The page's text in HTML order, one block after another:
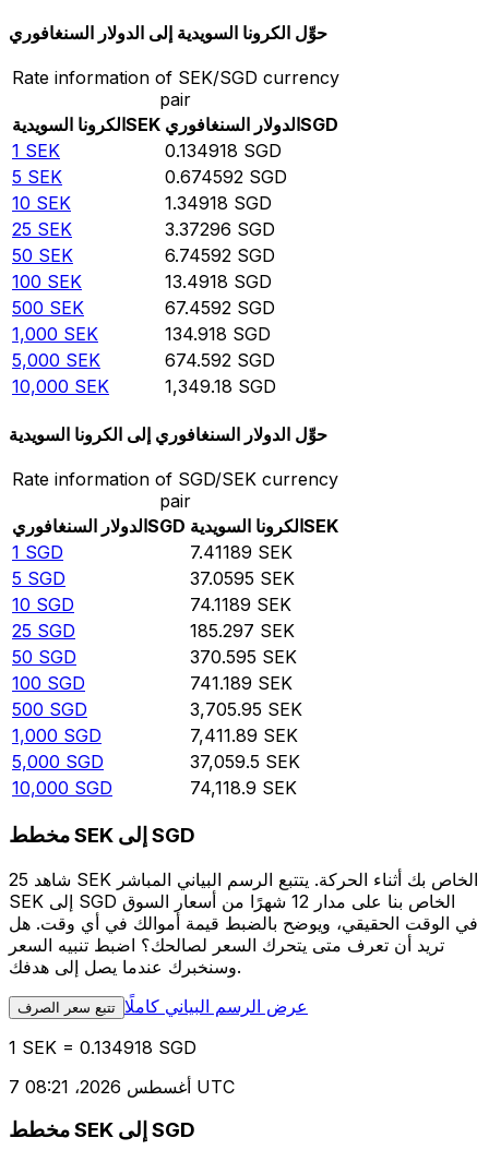
حوِّل الكرونا السويدية إلى الدولار السنغافوري
Rate information of SEK/SGD currency
pair
الكرونا السويديةSEK الدولار السنغافوريSGD
1 SEK 0.134918 SGD
5 SEK 0.674592 SGD
10 SEK 1.34918 SGD
25 SEK 3.37296 SGD
50 SEK 6.74592 SGD
100 SEK 13.4918 SGD
500 SEK 67.4592 SGD
1,000 SEK 134.918 SGD
5,000 SEK 674.592 SGD
10,000 SEK 1,349.18 SGD
حوِّل الدولار السنغافوري إلى الكرونا السويدية
Rate information of SGD/SEK currency
pair
الدولار السنغافوريSGD الكرونا السويديةSEK
1 SGD 7.41189 SEK
5 SGD 37.0595 SEK
10 SGD 74.1189 SEK
25 SGD 185.297 SEK
50 SGD 370.595 SEK
100 SGD 741.189 SEK
500 SGD 3,705.95 SEK
1,000 SGD 7,411.89 SEK
5,000 SGD 37,059.5 SEK
10,000 SGD 74,118.9 SEK
مخطط SEK إلى SGD
شاهد 25 SEK الخاص بك أثناء الحركة. يتتبع الرسم البياني المباشر
SEK إلى SGD الخاص بنا على مدار 12 شهرًا من أسعار السوق
في الوقت الحقيقي، ويوضح بالضبط قيمة أموالك في أي وقت. هل
تريد أن تعرف متى يتحرك السعر لصالحك؟ اضبط تنبيه السعر
وسنخبرك عندما يصل إلى هدفك.
تتبع سعر الصرف عرض الرسم البياني كاملًا
1 SEK = 0.134918 SGD
7 أغسطس 2026، 08:21 UTC
مخطط SEK إلى SGD